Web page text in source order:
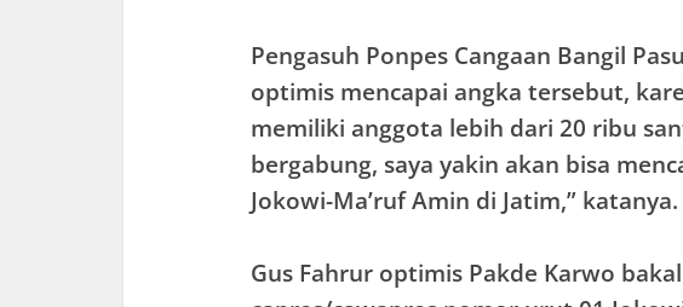
Pengasuh Ponpes Cangaan Bangil
optimis mencapai angka tersebut,
memiliki anggota lebih dari 20 ribu
bergabung, saya yakin akan bisa
Jokowi-Ma’ruf Amin di Jatim,” katanya.
Gus Fahrur optimis Pakde Karwo